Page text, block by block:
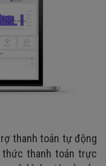
thanh toán tự động
thanh toán trực